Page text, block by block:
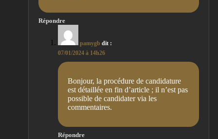
Répondre
pamygb dit :
07/01/2024 à 14h26
Bonjour, la procédure de candidature
est détaillée en fin d’article ; il n’est pas
possible de candidater via les
commentaires.
Répondre